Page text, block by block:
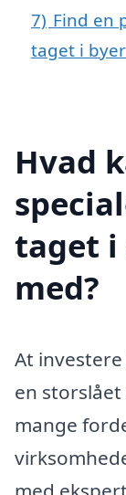
7) Find en
taget i
Hvad
taget
med?
At
en
mange